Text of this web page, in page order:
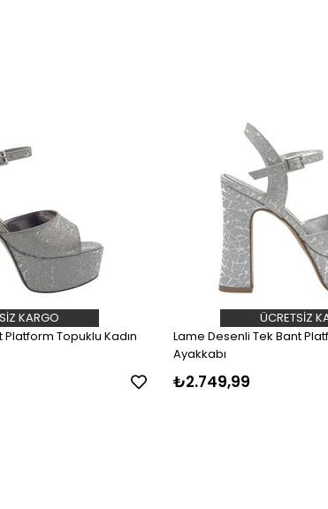
Topuklu Kadın
KARGO
Lame Desenli Tek Bant
Ayakkabı
₺2.749,99
ÜCRETSIZ